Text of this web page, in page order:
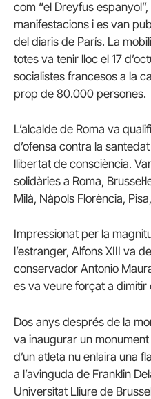
com “el Dreyfus
manifestacions i es van
del diaris de París. La
totes va tenir lloc el 17
socialistes francesos a la
prop de 80.000 persones.
L’alcalde de Roma va
d’ofensa contra la
llibertat de consciència.
solidàries a Roma,
Milà, Nàpols Florència,
Impressionat per la
l’estranger, Alfons XIII va
conservador Antonio
es va veure forçat a dimitir
Dos anys després de la
va inaugurar un monument
d’un atleta nu enlaira una
a l’avinguda de Franklin
Universitat Lliure de